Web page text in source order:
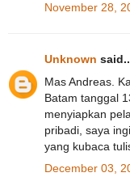
November 28,
Unknown
Mas Andreas.
Batam tanggal
menyiapkan
pribadi, saya
yang kubaca
December 03,